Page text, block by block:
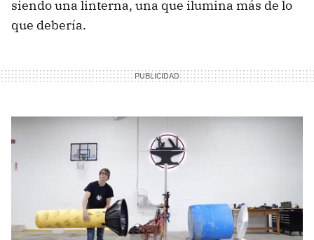
siendo una linterna, una que ilumina más de lo
que debería.